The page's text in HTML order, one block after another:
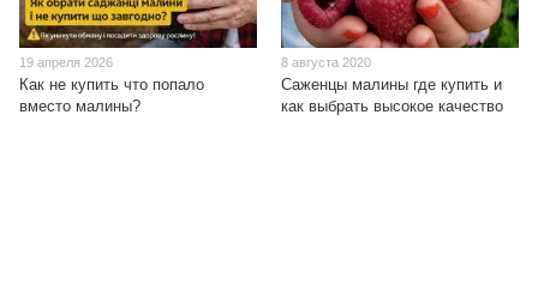
19 апреля 2026
Как не купить что попало
вместо малины?
8 августа 2020
Саженцы малины где купить и
как выбрать высокое качество